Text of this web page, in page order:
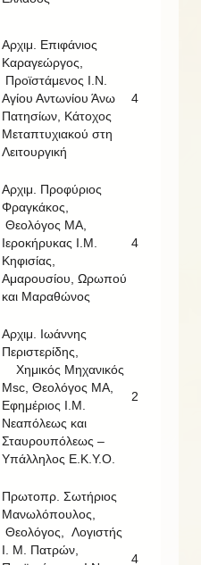
Αρχιμ. Επιφάνιος
Καραγεώργος,
Προϊστάμενος Ι.Ν.
Αγίου Αντωνίου Άνω
Πατησίων, Κάτοχος
Μεταπτυχιακού στη
Λειτουργική
4
Αρχιμ. Προφύριος
Φραγκάκος,
Θεολόγος ΜΑ,
Ιεροκήρυκας Ι.Μ.
Κηφισίας,
Αμαρουσίου, Ωρωπού
και Μαραθώνος
4
Αρχιμ. Ιωάννης
Περιστερίδης,
Χημικός Μηχανικός
Msc, Θεολόγος ΜΑ,
Εφημέριος Ι.Μ.
Νεαπόλεως και
Σταυρουπόλεως –
Υπάλληλος Ε.Κ.Υ.Ο.
2
Πρωτοπρ. Σωτήριος
Μανωλόπουλος,
Θεολόγος, Λογιστής
Ι. Μ. Πατρών,
4